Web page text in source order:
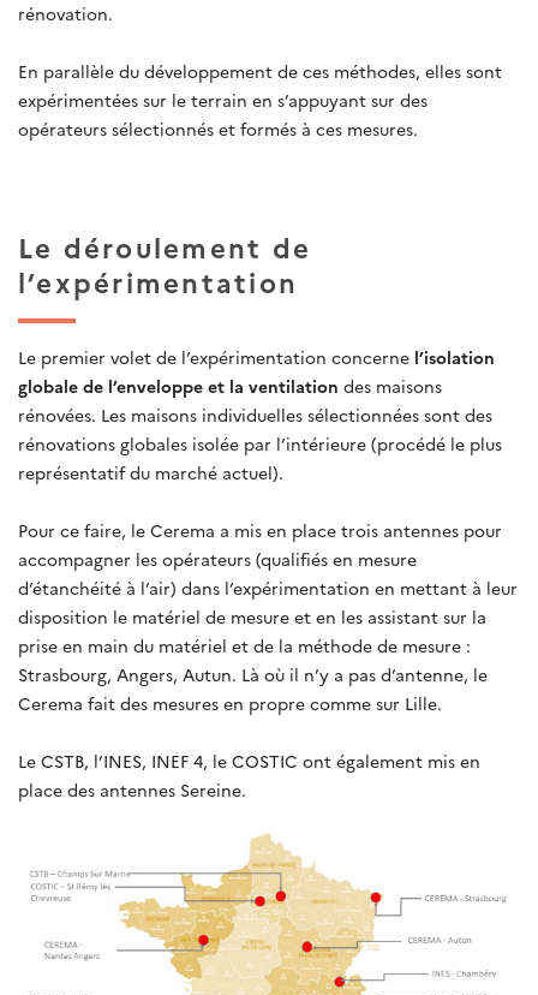
rénovation.
En parallèle du développement de ces méthodes, elles sont
expérimentées sur le terrain en s’appuyant sur des
opérateurs sélectionnés et formés à ces mesures.
Le déroulement de
l’expérimentation
Le premier volet de l’expérimentation concerne l’isolation
globale de l’enveloppe et la ventilation des maisons
rénovées. Les maisons individuelles sélectionnées sont des
rénovations globales isolée par l’intérieure (procédé le plus
représentatif du marché actuel).
Pour ce faire, le Cerema a mis en place trois antennes pour
accompagner les opérateurs (qualifiés en mesure
d’étanchéité à l’air) dans l’expérimentation en mettant à leur
disposition le matériel de mesure et en les assistant sur la
prise en main du matériel et de la méthode de mesure :
Strasbourg, Angers, Autun. Là où il n’y a pas d’antenne, le
Cerema fait des mesures en propre comme sur Lille.
Le CSTB, l’INES, INEF 4, le COSTIC ont également mis en
place des antennes Sereine.